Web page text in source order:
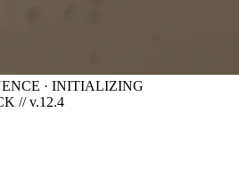
· INITIALIZING
// v.12.4